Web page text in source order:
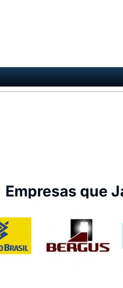
Empresas que